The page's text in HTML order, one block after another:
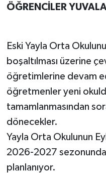
ÖĞRENCİLER
Eski Yayla Orta
boşaltılması üzerine
öğretimlerine devam
öğretmenler yeni
tamamlanmasından
dönecekler.
Yayla Orta Okulunun
2026-2027
planlanıyor.